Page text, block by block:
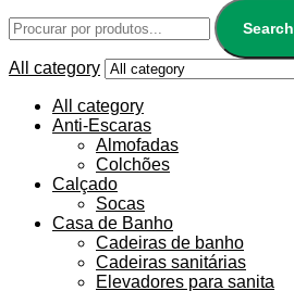
Search
All category
All category
Anti-Escaras
Almofadas
Colchões
Calçado
Socas
Casa de Banho
Cadeiras de banho
Cadeiras sanitárias
Elevadores para sanita